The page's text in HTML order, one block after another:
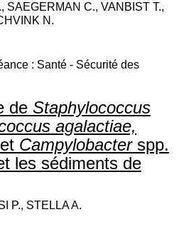
SAEGERMAN C., VANBIST T.,
N.
: Santé - Sécurité des
de Staphylococcus
agalactiae,
et Campylobacterspp.
les sédiments de
P., STELLA A.